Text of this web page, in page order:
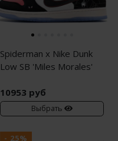
Spiderman x Nike Dunk
Low SB 'Miles Morales'
10953 руб
Выбрать
- 25%